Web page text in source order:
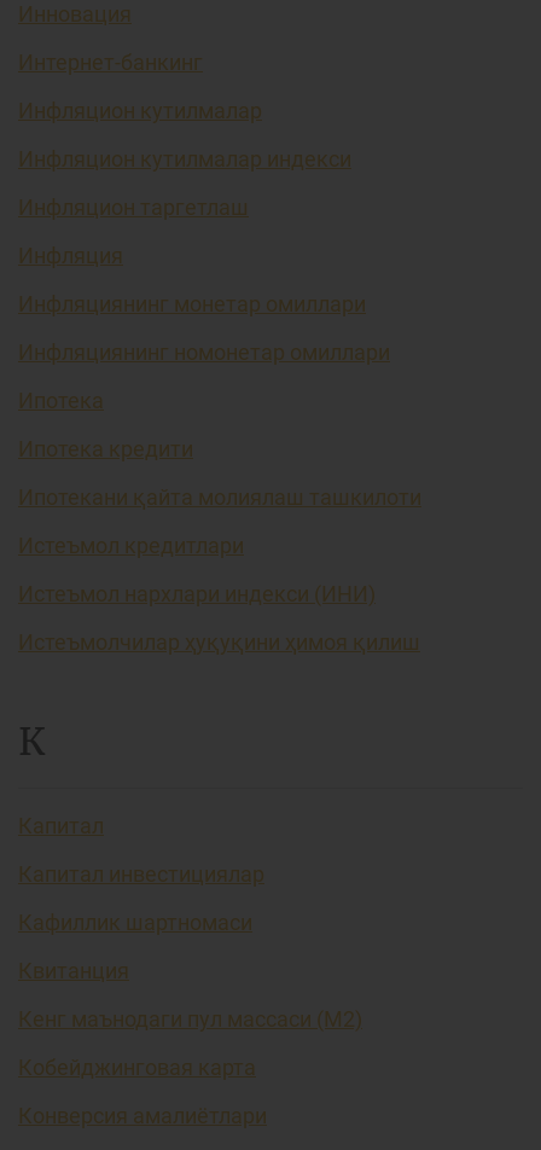
Инновация
Интернет-банкинг
Инфляцион кутилмалар
Инфляцион кутилмалар индекси
Инфляцион таргетлаш
Инфляция
Инфляциянинг монетар омиллари
Инфляциянинг номонетар омиллари
Ипотека
Ипотека кредити
Ипотекани қайта молиялаш ташкилоти
Истеъмол кредитлари
Истеъмол нархлари индекси (ИНИ)
Истеъмолчилар ҳуқуқини ҳимоя қилиш
К
Капитал
Капитал инвестициялар
Кафиллик шартномаси
Квитанция
Кенг маънодаги пул массаси (М2)
Кобейджинговая карта
Конверсия амалиётлари